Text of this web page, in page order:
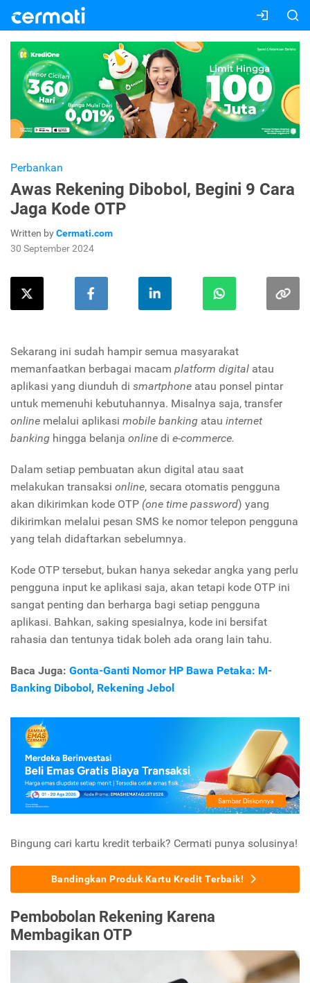
Perbankan
Awas Rekening Dibobol, Begini 9 Cara
Jaga Kode OTP
Written byCermati.com
30 September 2024
Sekarang ini sudah hampir semua masyarakat
memanfaatkan berbagai macam platform digital atau
aplikasi yang diunduh di smartphone atau ponsel pintar
untuk memenuhi kebutuhannya. Misalnya saja, transfer
online melalui aplikasi mobile banking atau internet
banking hingga belanja online di e-commerce.
Dalam setiap pembuatan akun digital atau saat
melakukan transaksi online, secara otomatis pengguna
akan dikirimkan kode OTP (one time password) yang
dikirimkan melalui pesan SMS ke nomor telepon pengguna
yang telah didaftarkan sebelumnya.
Kode OTP tersebut, bukan hanya sekedar angka yang perlu
pengguna input ke aplikasi saja, akan tetapi kode OTP ini
sangat penting dan berharga bagi setiap pengguna
aplikasi. Bahkan, saking spesialnya, kode ini bersifat
rahasia dan tentunya tidak boleh ada orang lain tahu.
Baca Juga: Gonta-Ganti Nomor HP Bawa Petaka: M-
Banking Dibobol, Rekening Jebol
Bingung cari kartu kredit terbaik? Cermati punya solusinya!
Bandingkan Produk Kartu Kredit Terbaik!
Pembobolan Rekening Karena
Membagikan OTP